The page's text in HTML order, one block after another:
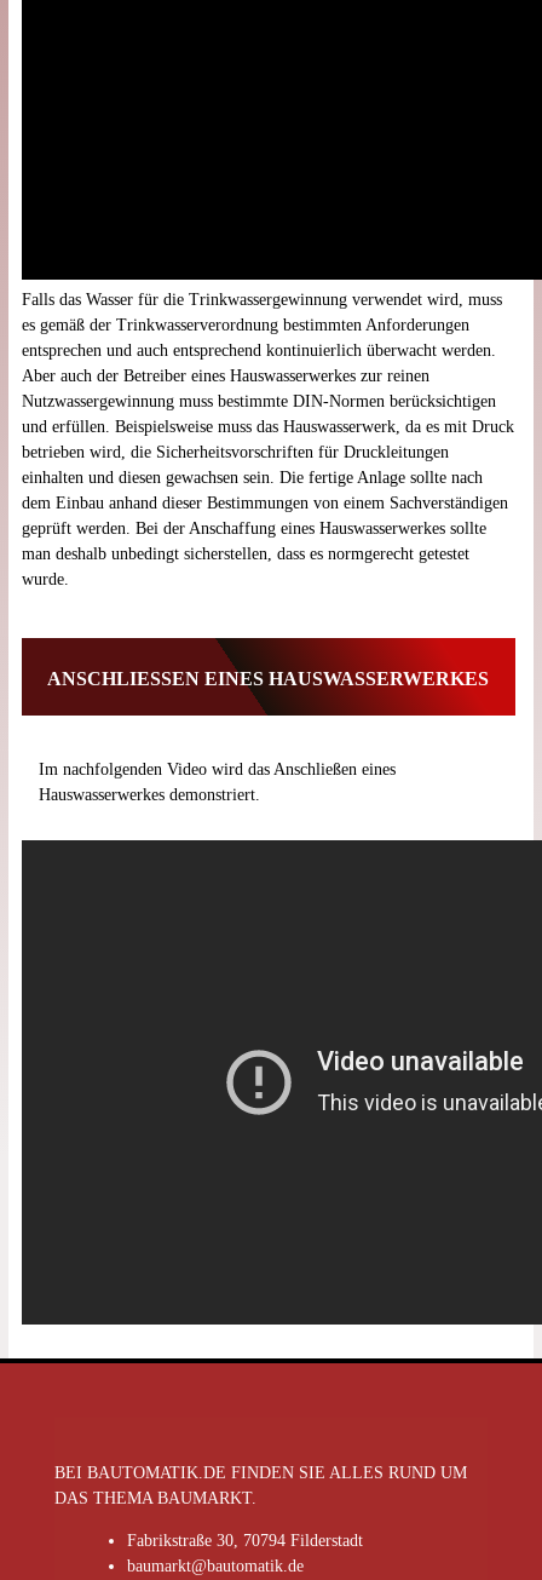
Falls das Wasser für die Trinkwassergewinnung verwendet wird, muss
es gemäß der Trinkwasserverordnung bestimmten Anforderungen
entsprechen und auch entsprechend kontinuierlich überwacht werden.
Aber auch der Betreiber eines Hauswasserwerkes zur reinen
Nutzwassergewinnung muss bestimmte DIN-Normen berücksichtigen
und erfüllen. Beispielsweise muss das Hauswasserwerk, da es mit Druck
betrieben wird, die Sicherheitsvorschriften für Druckleitungen
einhalten und diesen gewachsen sein. Die fertige Anlage sollte nach
dem Einbau anhand dieser Bestimmungen von einem Sachverständigen
geprüft werden. Bei der Anschaffung eines Hauswasserwerkes sollte
man deshalb unbedingt sicherstellen, dass es normgerecht getestet
wurde.
ANSCHLIESSEN EINES HAUSWASSERWERKES
Im nachfolgenden Video wird das Anschließen eines
Hauswasserwerkes demonstriert.
BEI BAUTOMATIK.DE FINDEN SIE ALLES RUND UM
DAS THEMA BAUMARKT.
Fabrikstraße 30, 70794 Filderstadt
baumarkt@bautomatik.de